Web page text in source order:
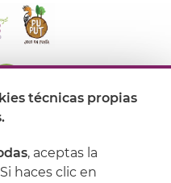
técnicas propias
, aceptas la
haces clic en